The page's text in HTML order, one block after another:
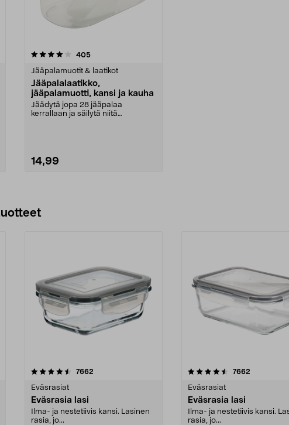
405arvostelut
Jääpalamuotit & laatikot
Jääpalalaatikko,
jääpalamuotti, kansi ja kauha
Jäädytä jopa 28 jääpalaa
kerrallaan ja säilytä niitä
14,99
7662
Eväsrasiat
Eväsrasia lasi
Ilma- ja nestetiivis kansi. Lasinen
rasia, jo...
4.5 viidestä
7662
Eväsrasiat
Eväsrasia lasi
Ilma- ja nestetiivis kansi.
rasia, jo...
4.5 viidestä